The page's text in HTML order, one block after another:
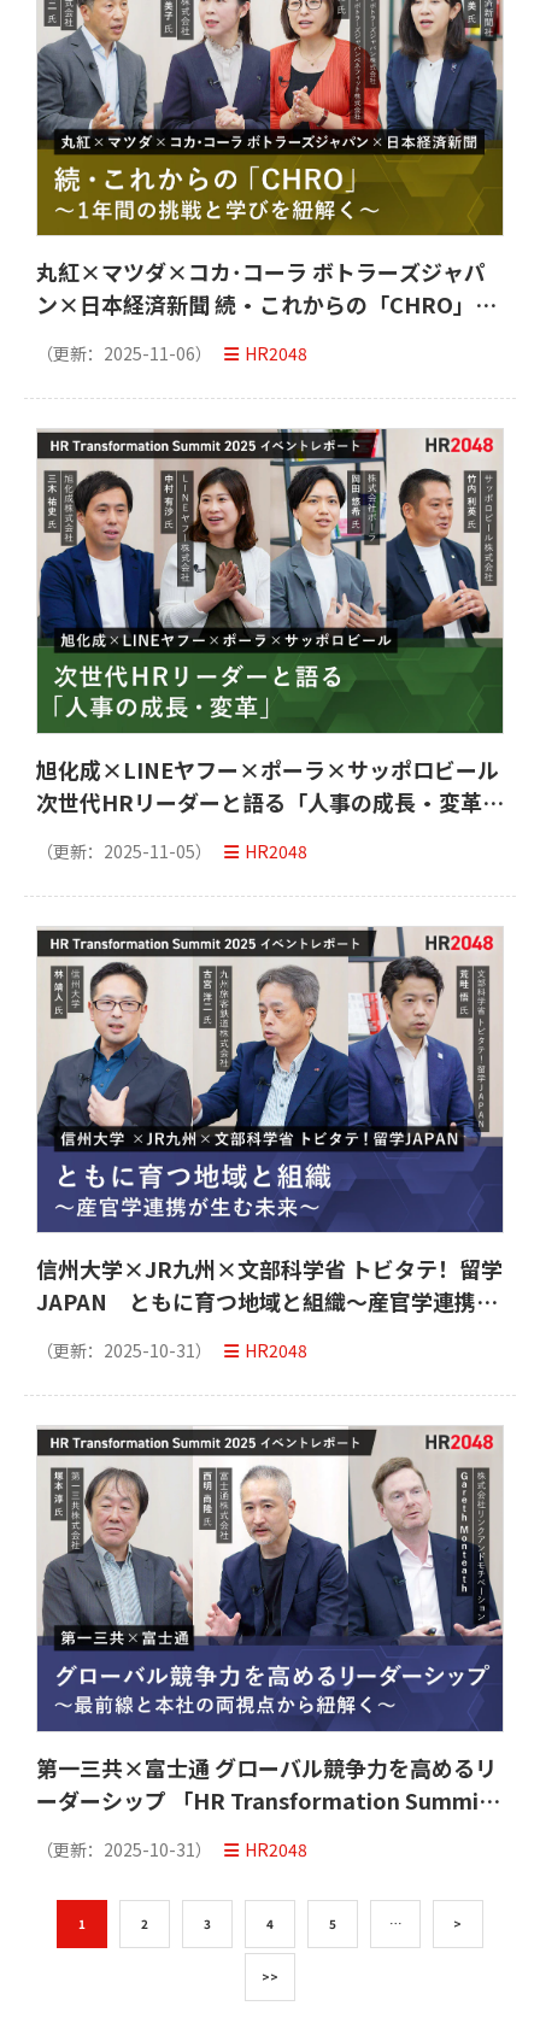
丸紅×マツダ×コカ･コーラ ボトラーズジャパ
ン×日本経済新聞 続・これからの「CHRO」〜
Transformation Summit 2025」イベントレ
ポート
（更新： 2025-11-06） HR2048
旭化成×LINEヤフー×ポーラ×サッポロビール
次世代HRリーダーと語る「人事の成長・変革」
トレポート
（更新： 2025-11-05） HR2048
信州大学×JR九州×文部科学省 トビタテ！留学
JAPAN ともに育つ地域と組織～産官学連携が
2025」イベントレポート
（更新： 2025-10-31） HR2048
第一三共×富士通 グローバル競争力を高めるリ
ーダーシップ 「HR Transformation Summit
（更新： 2025-10-31） HR2048
1 2 3 4 5 … >
>>